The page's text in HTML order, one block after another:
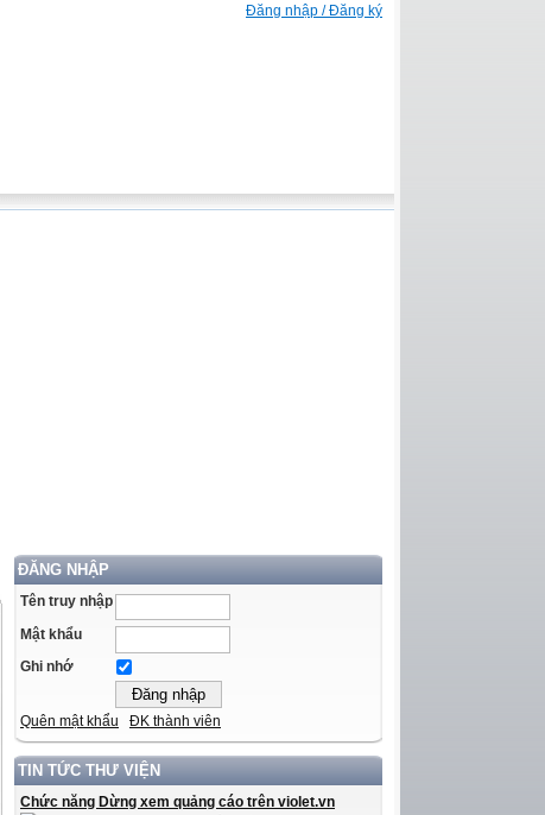
Đăng nhập / Đăng ký
ĐĂNG NHẬP
Tên truy nhập
Mật khẩu
Ghi nhớ
Quên mật khẩu ĐK thành viên
TIN TỨC THƯ VIỆN
Chức năng Dừng xem quảng cáo trên violet.vn